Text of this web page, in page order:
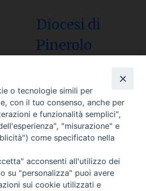
Diocesi di
Pinerolo
– 10064 Pinerolo
Centralino Tel: 0121.37.33.20
apertura:
o tecnologie simili per
con il tuo consenso, anche per
e funzionalità semplici",
"misurazione" e
come specificato nella
acconsenti all'utilizzo dei
su "personalizza" puoi avere
sui cookie utilizzati e